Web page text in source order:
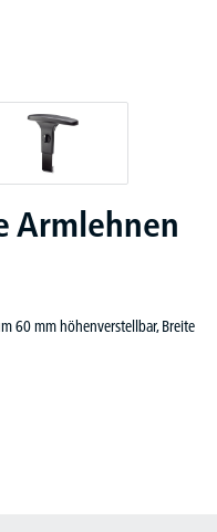
Armlehnen
60 mm höhenverstellbar, Breite